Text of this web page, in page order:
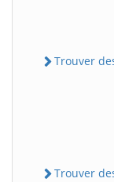
Trouver
Trouver